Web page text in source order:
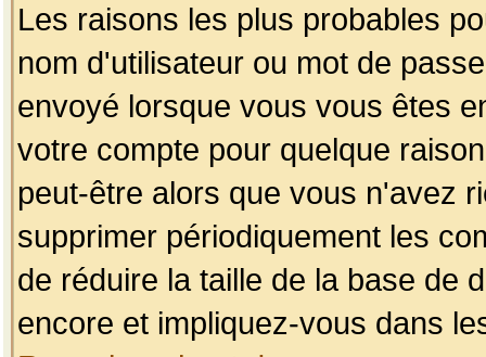
Les raisons les plus probables
nom d'utilisateur ou mot de
envoyé lorsque vous vous êtes
votre compte pour quelque
peut-être alors que vous n'avez
supprimer périodiquement les
de réduire la taille de la base de
encore et impliquez-vous dans